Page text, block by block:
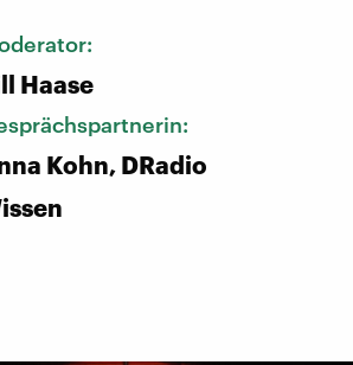
Haase
Kohn, DRadio